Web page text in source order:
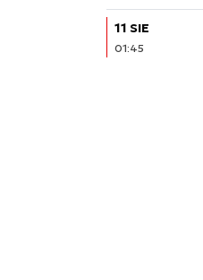
11 SIE
01:45